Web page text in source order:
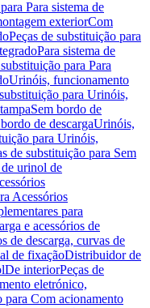
Para sistema de
exteriorCom
Peças de substituição para
Para sistema de
para Para
Urinóis, funcionamento
para Urinóis,
Sem bordo de
de descargaUrinóis,
para Urinóis,
de substituição para Sem
de urinol de
Acessórios
para
e acessórios de
de descarga, curvas de
de fixaçãoDistribuidor de
De interiorPeças de
eletrónico,
para Com acionamento